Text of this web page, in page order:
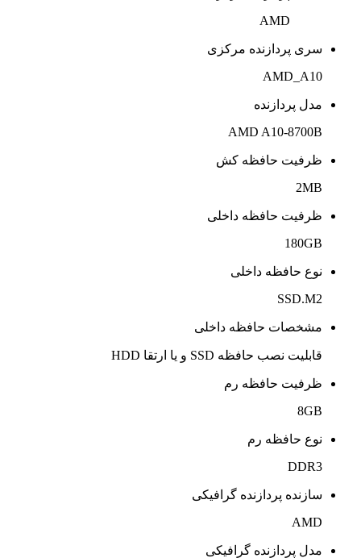
AMD
سری پردازنده مرکزی
AMD_A10
مدل پردازنده
AMD A10-8700B
ظرفیت حافظه کش
2MB
ظرفیت حافظه داخلی
180GB
نوع حافظه داخلی
SSD.M2
مشخصات حافظه داخلی
قابلیت نصب حافظه SSD و یا ارتقا HDD
ظرفیت حافظه رم
8GB
نوع حافظه رم
DDR3
سازنده پردازنده گرافیکی
AMD
مدل پردازنده گرافیکی